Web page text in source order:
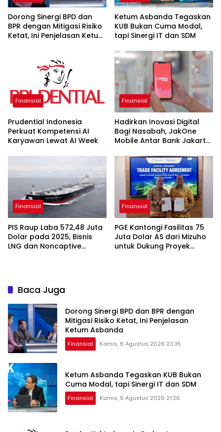
Dorong Sinergi BPD dan
BPR dengan Mitigasi Risiko
Ketat, Ini Penjelasan Ketum
Ketum Asbanda Tegaskan
KUB Bukan Cuma Modal,
tapi Sinergi IT dan SDM
Finansial
Prudential Indonesia
Perkuat Kompetensi AI
Karyawan Lewat AI Week
Finansial
Hadirkan Inovasi Digital
Bagi Nasabah, JakOne
Mobile Antar Bank Jakarta
Excellence Awards 2026
Finansial
PIS Raup Laba 572,48 Juta
Dolar pada 2025, Bisnis
LNG dan Noncaptive
Finansial
PGE Kantongi Fasilitas 75
Juta Dolar AS dari Mizuho
untuk Dukung Proyek
Baca Juga
Dorong Sinergi BPD dan BPR dengan
Mitigasi Risiko Ketat, Ini Penjelasan
Ketum Asbanda
Finansial Kamis, 6 Agustus 2026 23:35
Ketum Asbanda Tegaskan KUB Bukan
Cuma Modal, tapi Sinergi IT dan SDM
Finansial Kamis, 6 Agustus 2026 21:26